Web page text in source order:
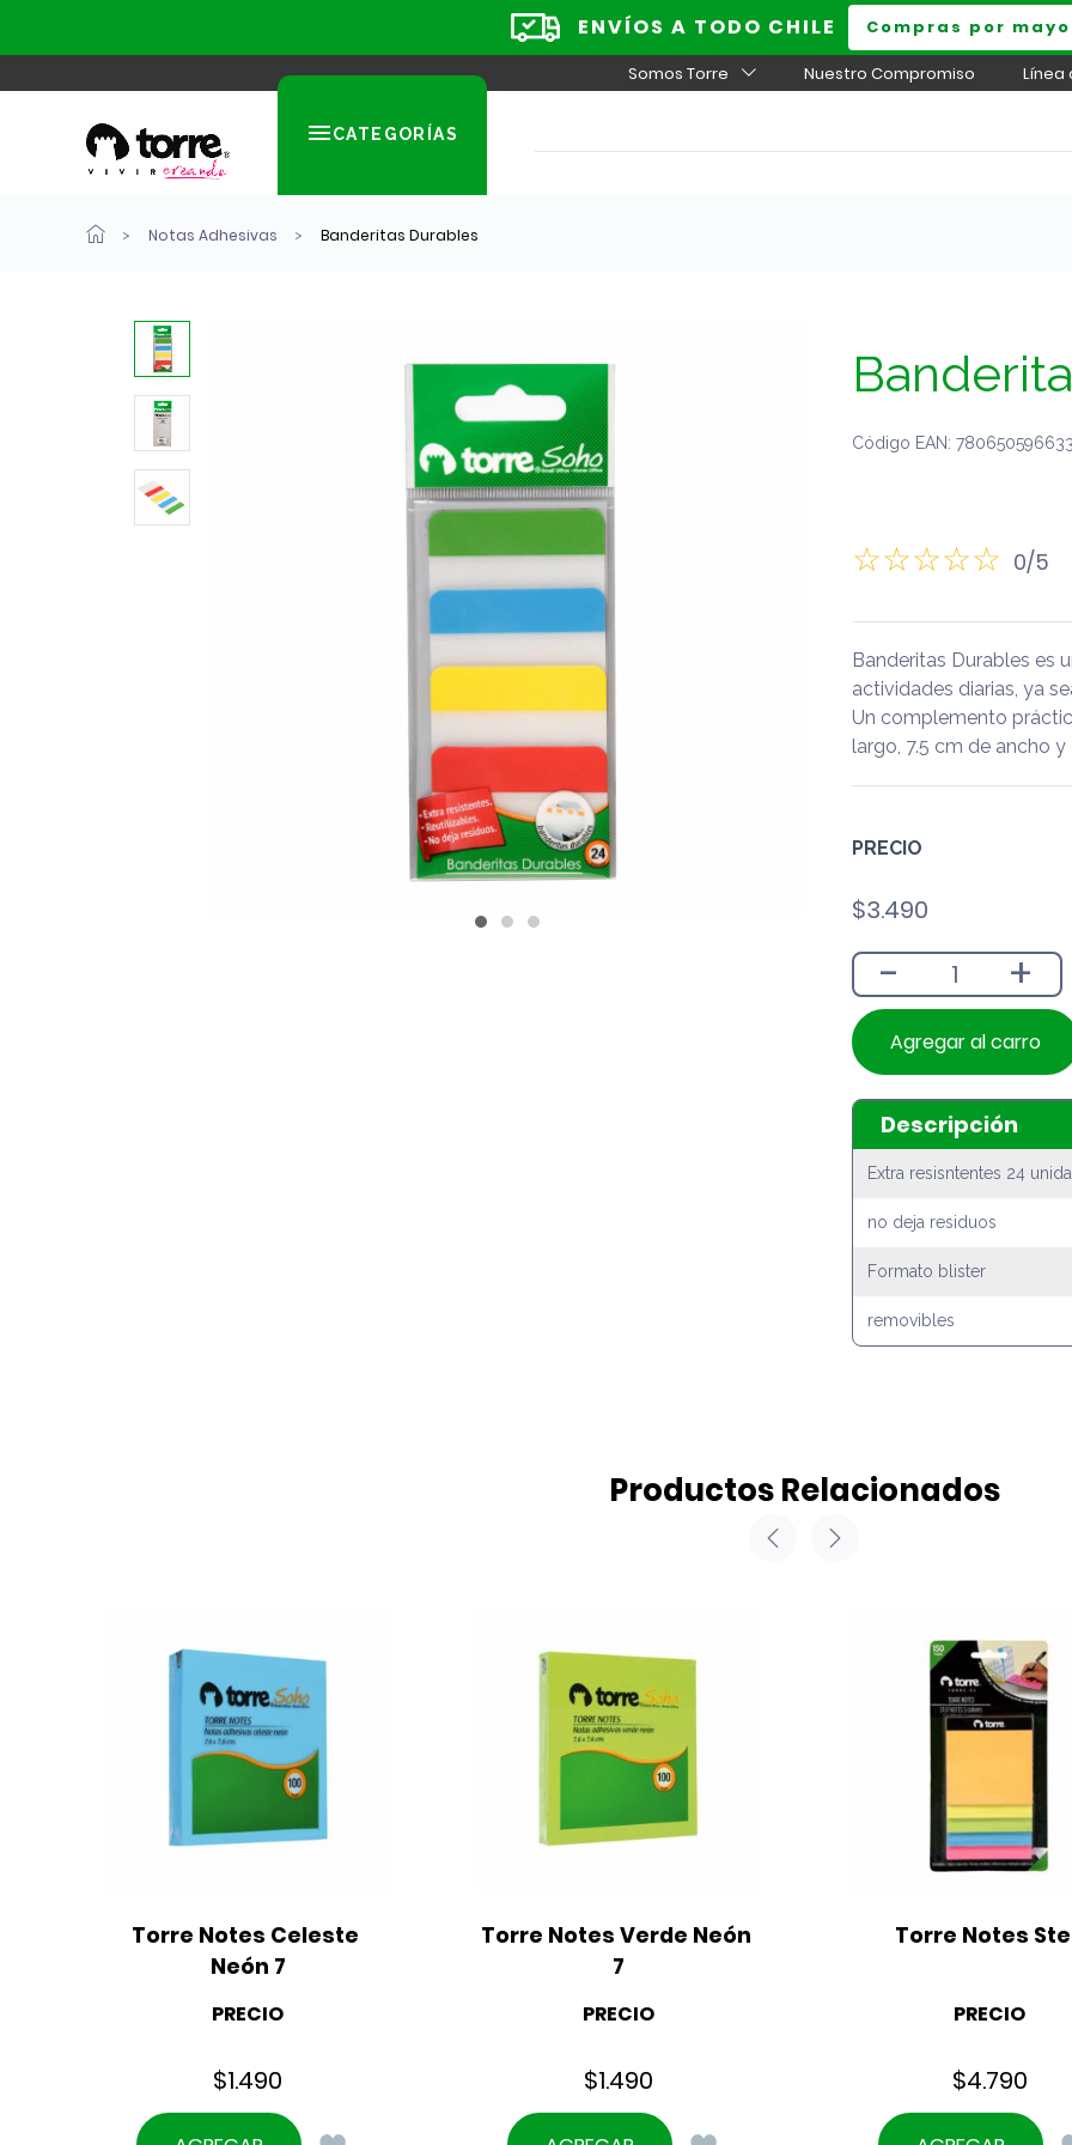
ENVÍOS A TODO CHILE Compras por
Somos Torre Nuestro Compromiso Línea
CATEGORÍAS
Notas Adhesivas Banderitas Durables
Código EAN:
0/5
Banderitas Durables es
actividades diarias, ya
Un complemento
largo, 7.5 cm de ancho
PRECIO
$3.490
- +
Agregar al carro
Descripción
Extra resisntentes 24
no deja residuos
Formato blister
removibles
Productos Relacionados
Torre Notes Celeste
Neón 7
PRECIO
$1.490
Torre Notes Verde Neón
7
PRECIO
$1.490
Torre Notes
PRECIO
$4.790